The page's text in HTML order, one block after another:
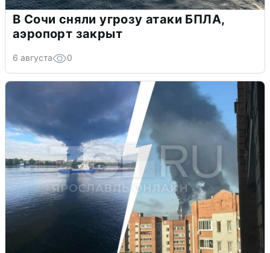
В Сочи сняли угрозу атаки БПЛА,
аэропорт закрыт
6 августа 0